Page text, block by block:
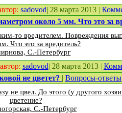
sadovod| 28 марта 2013 |
около 5 мм. Что это за
то вредителем. Повреждения
Что это за вредитель?
С.-Петербург
автор: sadovod| 28 марта 2013 |
не цветет? | Вопросы-ответы
не цвел. До этого (у другого
цветение?
С.-Петербург